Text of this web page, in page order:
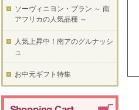
ソーヴィニヨン・ブラン ～ 南
アフリカの人気品種 ～
人気上昇中！南アのグルナッシ
ュ
お中元ギフト特集